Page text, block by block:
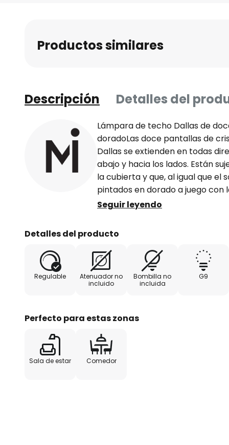
Productos similares
Descripción Detalles del
Lámpara de techo Dallas de
doradoLas doce pantallas de
Dallas se extienden en todas
abajo y hacia los lados. Están
la cubierta y que, al igual que el
pintados en dorado a juego con
en el mismo tono. El tintado de
toque acogedor que hace que
se enciende la luz, lo que
Dallas.
Seguir leyendo
Detalles del producto
Regulable
Atenuador no
incluido
Bombilla no
incluida
G9
Perfecto para estas zonas
Sala de estar Comedor